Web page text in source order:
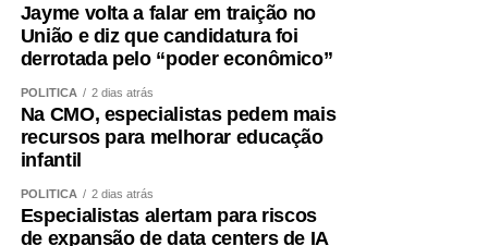
Jayme volta a falar em traição no
União e diz que candidatura foi
derrotada pelo “poder econômico”
POLÍTICA 2 dias atrás
Na CMO, especialistas pedem mais
recursos para melhorar educação
infantil
POLÍTICA 2 dias atrás
Especialistas alertam para riscos
de expansão de data centers de IA